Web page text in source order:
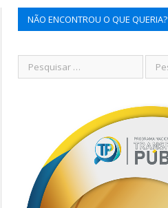
NÃO ENCONTROU O QUE QUERIA?